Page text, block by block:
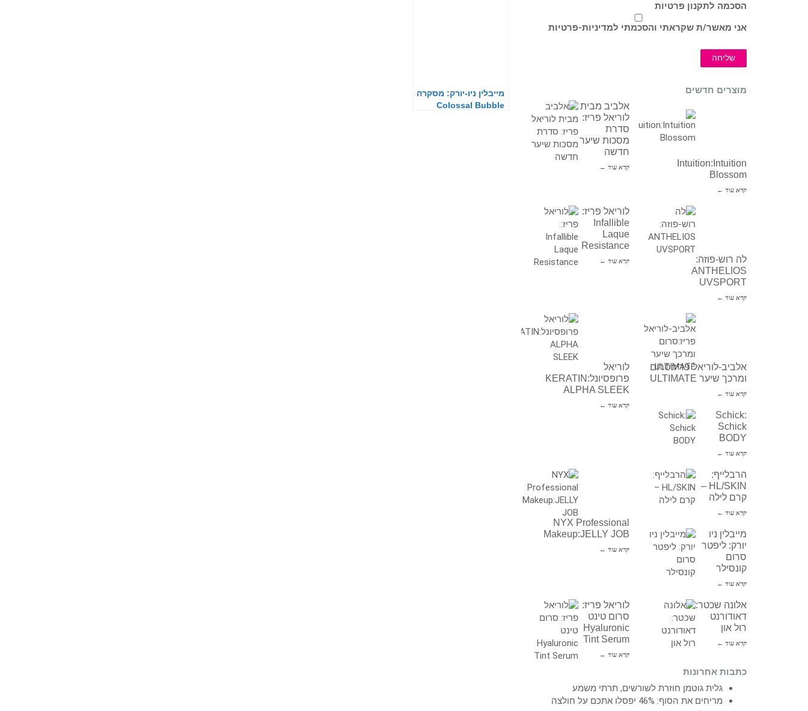
מייבלין ניו-יורק: מסקרה
Colossal Bubble
הסכמה לתקנון פרטיות
אני מאשר/ת שקראתי והסכמתי למדיניות-פרטיות
שליחה
מוצרים חדשים
אלביב מבית
לוריאל פריז:
סדרת
מסכות שיער
חדשה
קרא עוד ←
Intuition:Intuition
Blossom
קרא עוד ←
לוריאל פריז:
Infallible
Laque
Resistance
קרא עוד ←
לה רוש-פוזה:
ANTHELIOS
UVSPORT
קרא עוד ←
לוריאל
פרופסיונל:KERATIN
ALPHA SLEEK
קרא עוד ←
אלביב-לוריאל פריז:סרום
ומרכך שיער ULTIMATE
קרא עוד ←
Schick:
Schick
BODY
קרא עוד ←
NYX Professional
Makeup:JELLY JOB
קרא עוד ←
הרבלייף:
HL/SKIN –
קרם לילה
קרא עוד ←
מייבלין ניו
יורק: ליפטר
סרום
קונסילר
קרא עוד ←
לוריאל פריז:
סרום טינט
Hyaluronic
Tint Serum
קרא עוד ←
אלונה שכטר:
דאודורנט
רול און
קרא עוד ←
כתבות אחרונות
גלית גוטמן חוזרת לשורשים, תרתי משמע
מריחים את הסוף: 46% יפסלו אתכם על חולצה